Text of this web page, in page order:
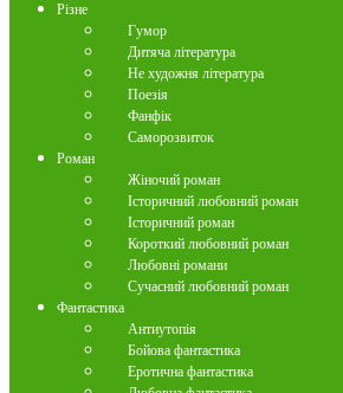
Різне
Гумор
Дитяча література
Не художня література
Поезія
Фанфік
Саморозвиток
Роман
Жіночий роман
Історичний любовний роман
Історичний роман
Короткий любовний роман
Любовні романи
Сучасний любовний роман
Фантастика
Антиутопія
Бойова фантастика
Еротична фантастика